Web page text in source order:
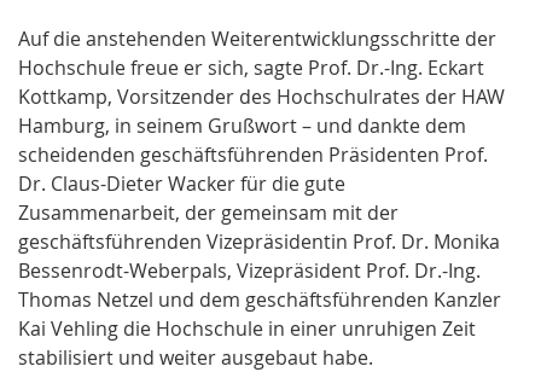
Auf die anstehenden Weiterentwicklungsschritte der
Hochschule freue er sich, sagte Prof. Dr.-Ing. Eckart
Kottkamp, Vorsitzender des Hochschulrates der HAW
Hamburg, in seinem Grußwort – und dankte dem
scheidenden geschäftsführenden Präsidenten Prof.
Dr. Claus-Dieter Wacker für die gute
Zusammenarbeit, der gemeinsam mit der
geschäftsführenden Vizepräsidentin Prof. Dr. Monika
Bessenrodt-Weberpals, Vizepräsident Prof. Dr.-Ing.
Thomas Netzel und dem geschäftsführenden Kanzler
Kai Vehling die Hochschule in einer unruhigen Zeit
stabilisiert und weiter ausgebaut habe.